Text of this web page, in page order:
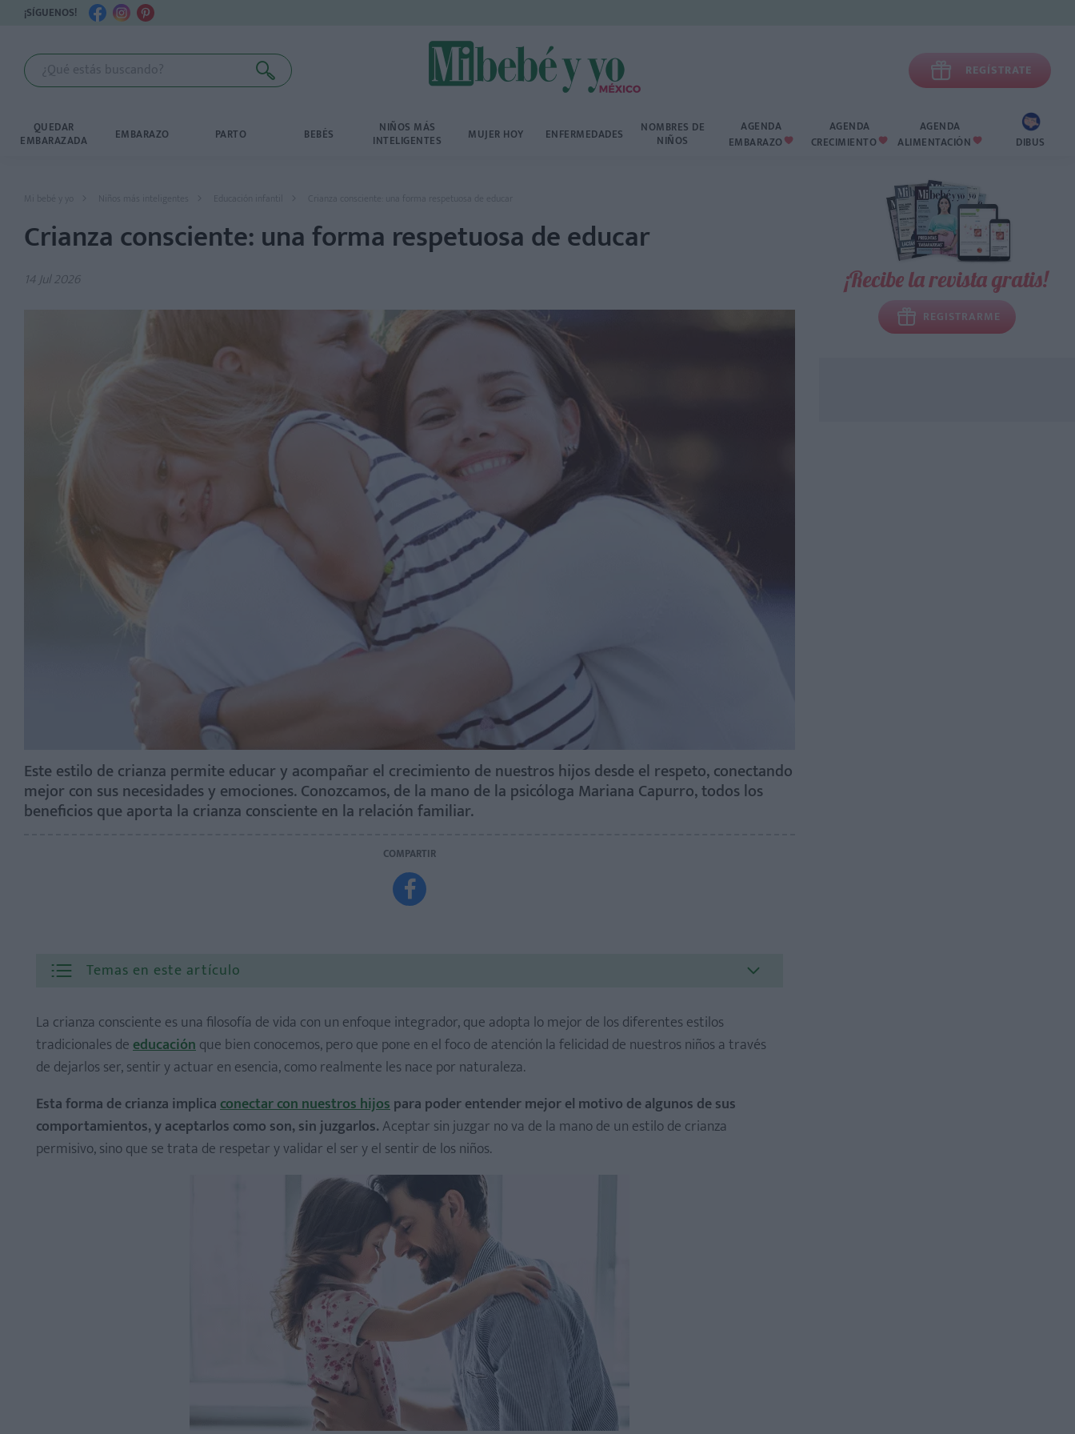
¡SÍGUENOS!
 REGÍSTRATE
QUEDAR
EMBARAZADA EMBARAZO PARTO BEBÉS NIÑOS MÁS
INTELIGENTES MUJER HOY ENFERMEDADES NOMBRES DE
NIÑOS
AGENDA
EMBARAZO 
AGENDA
CRECIMIENTO 
AGENDA
ALIMENTACIÓN  DIBUS
Mi bebé y yo Niños más inteligentes Educación infantil Crianza consciente: una forma respetuosa de educar
Crianza consciente: una forma respetuosa de educar
14 Jul 2026
Este estilo de crianza permite educar y acompañar el crecimiento de nuestros hijos desde el respeto, conectando
mejor con sus necesidades y emociones. Conozcamos, de la mano de la psicóloga Mariana Capurro, todos los
beneficios que aporta la crianza consciente en la relación familiar.
COMPARTIR

Temas en este artículo
La crianza consciente es una filosofía de vida con un enfoque integrador, que adopta lo mejor de los diferentes estilos
tradicionales deeducaciónque bien conocemos, pero que pone en el foco de atención la felicidad de nuestros niños a través
de dejarlos ser, sentir y actuar en esencia, como realmente les nace por naturaleza.
Esta forma de crianza implicaconectar con nuestros hijospara poder entender mejor el motivo de algunos de sus
comportamientos, y aceptarlos como son, sin juzgarlos.Aceptar sin juzgar no va de la mano de un estilo de crianza
permisivo, sino que se trata de respetar y validar el ser y el sentir de los niños.
¡Recibe la revista gratis!
REGISTRARME